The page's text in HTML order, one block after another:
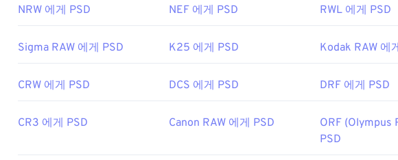
NRW 에게 PSD NEF 에게 PSD RWL 에게 PSD
Sigma RAW 에게 PSD K25 에게 PSD Kodak RAW 에
CRW 에게 PSD DCS 에게 PSD DRF 에게 PSD
CR3 에게 PSD Canon RAW 에게 PSD
ORF (Olympus
PSD